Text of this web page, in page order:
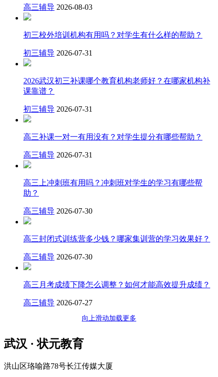
高三辅导 2026-08-03
初三校外培训机构有用吗？对学生有什么样的帮助？
初三辅导 2026-07-31
2026武汉初三补课哪个教育机构老师好？在哪家机构补
课靠谱？
初三辅导 2026-07-31
高三补课一对一有用没有？对学生提分有哪些帮助？
高三辅导 2026-07-31
高三上冲刺班有用吗？冲刺班对学生的学习有哪些帮
助？
高三辅导 2026-07-30
高三封闭式训练营多少钱？哪家集训营的学习效果好？
高三辅导 2026-07-30
高三月考成绩下降怎么调整？如何才能高效提升成绩？
高三辅导 2026-07-27
向上滑动加载更多
武汉 · 状元教育
洪山区珞喻路78号长江传媒大厦